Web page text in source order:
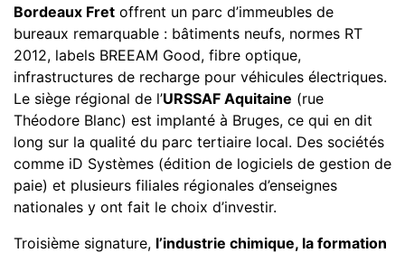
Bordeaux Fret offrent un parc d’immeubles de
bureaux remarquable : bâtiments neufs, normes RT
2012, labels BREEAM Good, fibre optique,
infrastructures de recharge pour véhicules électriques.
Le siège régional de l’URSSAF Aquitaine (rue
Théodore Blanc) est implanté à Bruges, ce qui en dit
long sur la qualité du parc tertiaire local. Des sociétés
comme iD Systèmes (édition de logiciels de gestion de
paie) et plusieurs filiales régionales d’enseignes
nationales y ont fait le choix d’investir.
Troisième signature, l’industrie chimique, la formation